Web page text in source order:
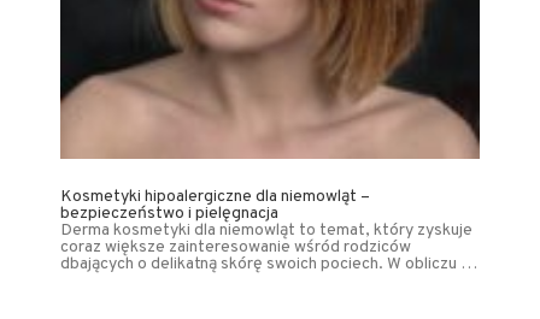
Kosmetyki hipoalergiczne dla niemowląt –
bezpieczeństwo i pielęgnacja
Derma kosmetyki dla niemowląt to temat, który zyskuje
coraz większe zainteresowanie wśród rodziców
dbających o delikatną skórę swoich pociech. W obliczu …